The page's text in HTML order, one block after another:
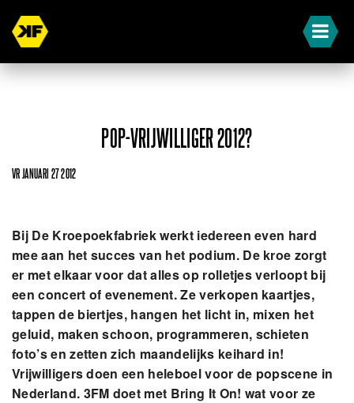
POP-VRIJWILLIGER 2012?
VR JANUARI 27 2012
Bij De Kroepoekfabriek werkt iedereen even hard
mee aan het succes van het podium. De kroe zorgt
er met elkaar voor dat alles op rolletjes verloopt bij
een concert of evenement. Ze verkopen kaartjes,
tappen de biertjes, hangen het licht in, mixen het
geluid, maken schoon, programmeren, schieten
foto’s en zetten zich maandelijks keihard in!
Vrijwilligers doen een heleboel voor de popscene in
Nederland. 3FM doet met Bring It On! wat voor ze